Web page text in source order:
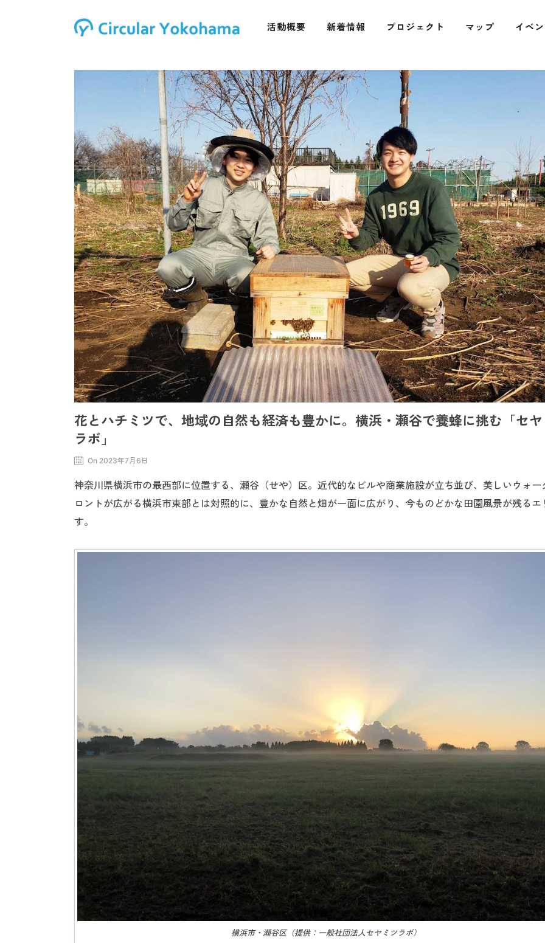
活動概要 新着情報 プロジェクト マップ イベ
花とハチミツで、地域の自然も経済も豊かに。横浜・瀬谷で養蜂に挑む「セ
ラボ」
On 2023年7月6日
神奈川県横浜市の最西部に位置する、瀬谷（せや）区。近代的なビルや商業施設が立ち並び、美しいウォー
ロントが広がる横浜市東部とは対照的に、豊かな自然と畑が一面に広がり、今ものどかな田園風景が残るエ
す。
横浜市・瀬谷区（提供：一般社団法人セヤミツラボ）